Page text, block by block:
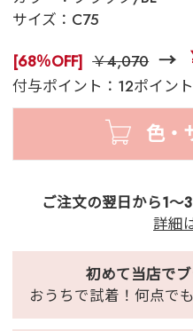
サイズ： C75
[68％OFF] ￥4,070
付与ポイント：12ポイント
色・
ご注文の翌日から1～
詳細
初めて当店で
おうちで試着！何点で